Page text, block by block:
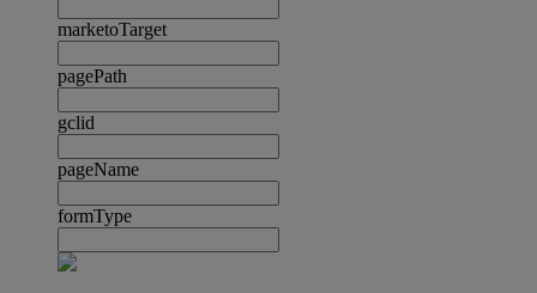
marketoTarget
pagePath
gclid
pageName
formType